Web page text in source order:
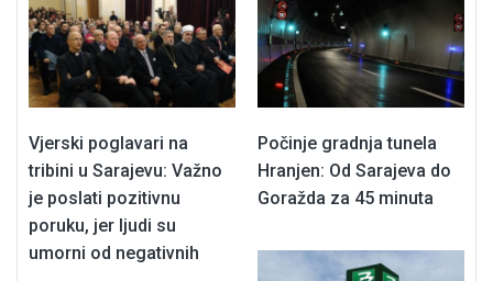
Vjerski poglavari na
tribini u Sarajevu: Važno
je poslati pozitivnu
poruku, jer ljudi su
umorni od negativnih
Počinje gradnja tunela
Hranjen: Od Sarajeva do
Goražda za 45 minuta